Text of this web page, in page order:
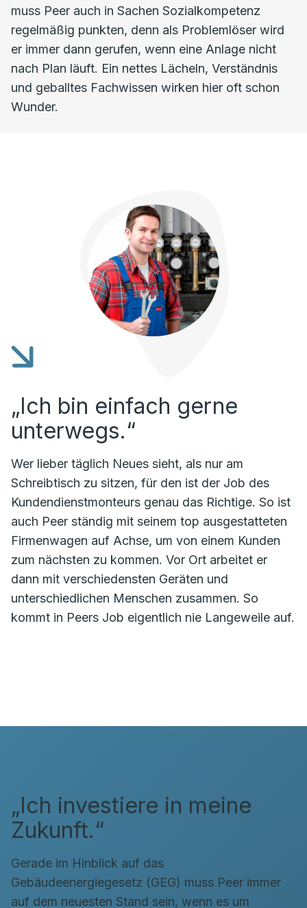
muss Peer auch in Sachen Sozialkompetenz
regelmäßig punkten, denn als Problemlöser wird
er immer dann gerufen, wenn eine Anlage nicht
nach Plan läuft. Ein nettes Lächeln, Verständnis
und geballtes Fachwissen wirken hier oft schon
Wunder.
„Ich bin einfach gerne
unterwegs.“
Wer lieber täglich Neues sieht, als nur am
Schreibtisch zu sitzen, für den ist der Job des
Kundendienstmonteurs genau das Richtige. So ist
auch Peer ständig mit seinem top ausgestatteten
Firmenwagen auf Achse, um von einem Kunden
zum nächsten zu kommen. Vor Ort arbeitet er
dann mit verschiedensten Geräten und
unterschiedlichen Menschen zusammen. So
kommt in Peers Job eigentlich nie Langeweile auf.
„Ich investiere in meine
Zukunft.“
Gerade im Hinblick auf das
Gebäudeenergiegesetz (GEG) muss Peer immer
auf dem neuesten Stand sein, wenn es um